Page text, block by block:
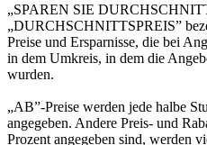
„SPAREN SIE
„DURCHSCHNITTSPREIS”
Preise und Ersparnisse, die bei
in dem Umkreis, in dem die
wurden.
„AB”-Preise werden jede halbe
angegeben. Andere Preis- und
Prozent angegeben sind, werden